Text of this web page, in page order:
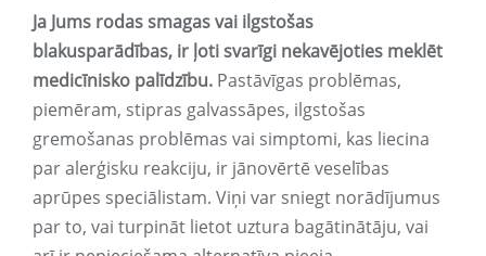
Ja Jums rodas smagas vai ilgstošas ​​​​
blakusparādības, ir ļoti svarīgi nekavējoties meklēt
medicīnisko palīdzību. Pastāvīgas problēmas,
piemēram, stipras galvassāpes, ilgstošas ​​
gremošanas problēmas vai simptomi, kas liecina
par alerģisku reakciju, ir jānovērtē veselības
aprūpes speciālistam. Viņi var sniegt norādījumus
par to, vai turpināt lietot uztura bagātinātāju, vai